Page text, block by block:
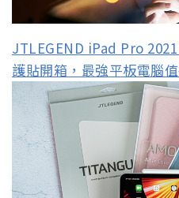
JTLEGEND iPad Pro
護貼開箱，最強平板電腦